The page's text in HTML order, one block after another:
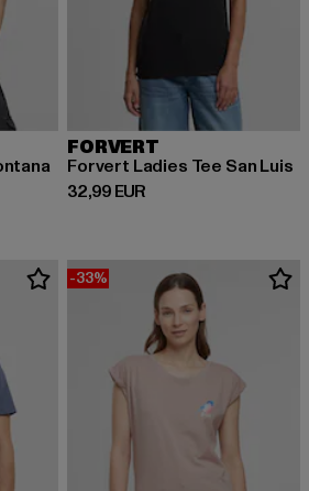
24,99 EUR
FORVERT
Forvert Ladies Tee San Luis
32,99 EUR
Derzeitiger Preis: 32,99 EUR
-33%